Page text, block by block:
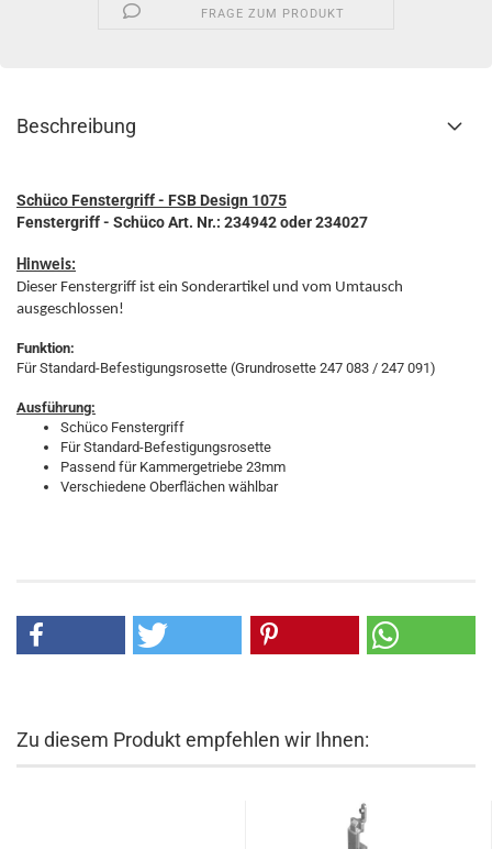
FRAGE ZUM PRODUKT
Beschreibung
Schüco Fenstergriff - FSB Design 1075
Fenstergriff - Schüco Art. Nr.: 234942 oder 234027
Hinweis:
Dieser Fenstergriff ist ein Sonderartikel und vom Umtausch
ausgeschlossen!
Funktion:
Für Standard-Befestigungsrosette (Grundrosette 247 083 / 247 091)
Ausführung:
Schüco Fenstergriff
Für Standard-Befestigungsrosette
Passend für Kammergetriebe 23mm
Verschiedene Oberflächen wählbar
Zu diesem Produkt empfehlen wir Ihnen: